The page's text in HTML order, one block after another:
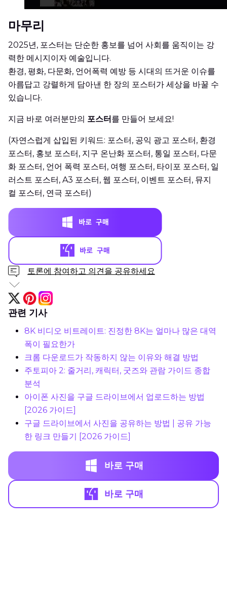
마무리
2025년, 포스터는 단순한 홍보를 넘어 사회를 움직이는 강
력한 메시지이자 예술입니다.
환경, 평화, 다문화, 언어폭력 예방 등 시대의 뜨거운 이슈를
아름답고 강렬하게 담아낸 한 장의 포스터가 세상을 바꿀 수
있습니다.
지금 바로 여러분만의 포스터를 만들어 보세요!
(자연스럽게 삽입된 키워드: 포스터, 공익 광고 포스터, 환경
포스터, 홍보 포스터, 지구 온난화 포스터, 통일 포스터, 다문
화 포스터, 언어 폭력 포스터, 여행 포스터, 타이포 포스터, 일
러스트 포스터, A3 포스터, 웹 포스터, 이벤트 포스터, 뮤지
컬 포스터, 연극 포스터)
토론에 참여하고 의견을 공유하세요
관련 기사
8K 비디오 비트레이트: 진정한 8K는 얼마나 많은 대역
폭이 필요한가
크롬 다운로드가 작동하지 않는 이유와 해결 방법
주토피아 2: 줄거리, 캐릭터, 굿즈와 관람 가이드 종합
분석
아이폰 사진을 구글 드라이브에서 업로드하는 방법
[2026 가이드]
구글 드라이브에서 사진을 공유하는 방법 | 공유 가능
한 링크 만들기 [2026 가이드]
바로 구매
바로 구매